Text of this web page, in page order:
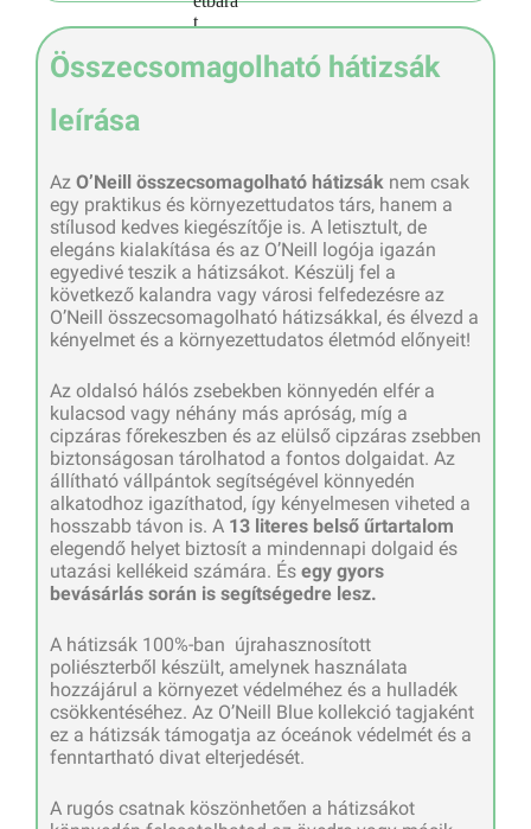
Összecsomagolható hátizsák
leírása
Az O’Neill összecsomagolható hátizsák nem csak
egy praktikus és környezettudatos társ, hanem a
stílusod kedves kiegészítője is. A letisztult, de
elegáns kialakítása és az O’Neill logója igazán
egyedivé teszik a hátizsákot. Készülj fel a
következő kalandra vagy városi felfedezésre az
O’Neill összecsomagolható hátizsákkal, és élvezd a
kényelmet és a környezettudatos életmód előnyeit!
Az oldalsó hálós zsebekben könnyedén elfér a
kulacsod vagy néhány más apróság, míg a
cipzáras főrekeszben és az elülső cipzáras zsebben
biztonságosan tárolhatod a fontos dolgaidat. Az
állítható vállpántok segítségével könnyedén
alkatodhoz igazíthatod, így kényelmesen viheted a
hosszabb távon is. A 13 literes belső űrtartalom
elegendő helyet biztosít a mindennapi dolgaid és
utazási kellékeid számára. És egy gyors
bevásárlás során is segítségedre lesz.
A hátizsák 100%-ban újrahasznosított
poliészterből készült, amelynek használata
hozzájárul a környezet védelméhez és a hulladék
csökkentéséhez. Az O’Neill Blue kollekció tagjaként
ez a hátizsák támogatja az óceánok védelmét és a
fenntartható divat elterjedését.
A rugós csatnak köszönhetően a hátizsákot